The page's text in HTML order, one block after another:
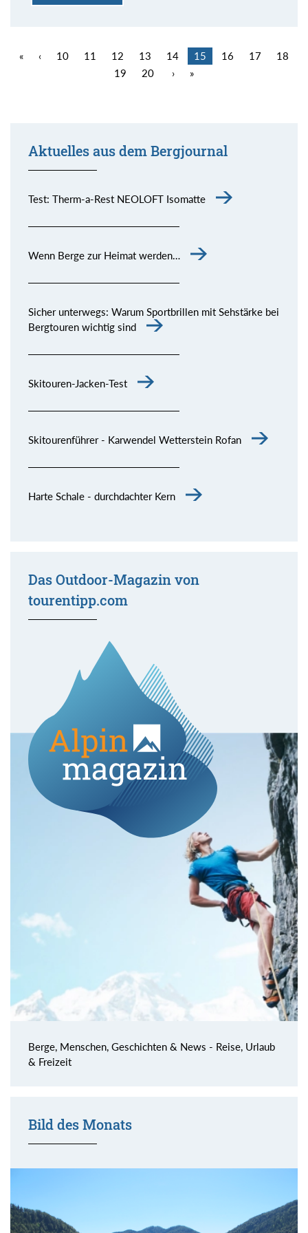
« ‹ 10 11 12 13 14 15 16 17
18
19
20 › »
Aktuelles aus dem Bergjournal
Test: Therm-a-Rest NEOLOFT Isomatte
Wenn Berge zur Heimat werden…
Sicher unterwegs: Warum Sportbrillen mit Sehstärke bei
Bergtouren wichtig sind
Skitouren-Jacken-Test
Skitourenführer - Karwendel Wetterstein Rofan
Harte Schale - durchdachter Kern
Das Outdoor-Magazin von
tourentipp.com
Berge, Menschen, Geschichten & News - Reise, Urlaub
& Freizeit
Bild des Monats